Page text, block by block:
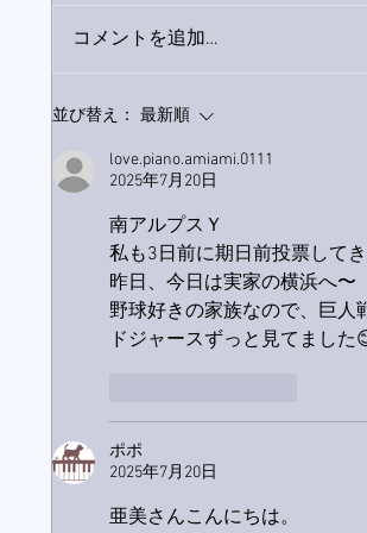
9月23日「amiism」リリー
コメントを追加…
並び替え： 最新順
love.piano.amiami.0111
2025年7月20日
南アルプスＹ
私も3日前に期日前投票して
昨日、今日は実家の横浜へ〜
野球好きの家族なので、巨人
ドジャースずっと見てました
ポポ
2025年7月20日
亜美さんこんにちは。